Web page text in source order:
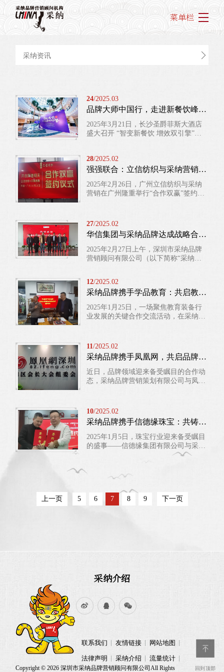
菜单栏
采纳资讯
24/2025.03
品牌大师中国行，走进新餐饮峰会，共启行业新征程
2025年3月21日，长沙圣爵菲斯大酒店
盛大召开 “智变新餐饮 增效双引擎”新
心指导下，吸引了全国各地餐饮行业精
英齐聚一堂。其中，由采纳品牌研究院
重磅领衔的“品牌大师中国行”强势赋能
峰会，为活动注入强大的专业价值与创
28/2025.02
强强联合：立信纺织与采纳营销，共筑行业冠军品牌梦
2025年2月26日，广州立信纺织与采纳
营销在广州隆重举行“合作双赢”签约仪
广泛关注。 立信纺织于2015年成立，公
司总部座落于中国牛仔之乡的广州新塘
镇，立信公司是一家集牛仔面料研发、
生产、销售于一体的现 代化企业。公司
的核心业务定位是“用心打造牛仔服装
27/2025.02
华信集团与采纳品牌达成战略合作，开启区域公共品牌发展新篇章
2025年2月27日上午，深圳市采纳品牌
营销顾问有限公司（以下简称“采纳品
司（以下简称“华信集团”）进行考察交
流。双方围绕区域公共品牌标准化产品
系统基本架构展开深入研讨，并举行战
略合作签约仪式，携手布局区域公共品
牌建设新蓝图。 华信集团，作为实业投
12/2025.02
采纳品牌携手学品教育：共启教育装备新征程
2025年1月25日，一场聚焦教育装备行
业发展的关键合作交流活动，在采纳品
辑、广东教育现代化专业委员会副理事
长王永江老师，作为学品教育核心代
表，与中国十大策划人、采纳品牌营销
策划机构朱玉童老师，采纳品牌研究院
院长大山老师等团队核心成员齐聚一
11/2025.02
采纳品牌携手凤凰网，共启品牌发展新征程
近日，品牌领域迎来备受瞩目的合作动
态，采纳品牌营销策划有限公司与凤凰
2025年第六届湾区会长大会首场沙龙
上，合作相关的交流探讨精彩纷呈。凤
凰网深圳CEO、湾区会长大会联合创始
人宋革发表致辞，回顾了前五届湾区会
长大会的斐然成果——成功汇聚超千名
湾区各商会、协会、校友会会长...
10/2025.02
采纳品牌携手信德缘珠宝：共铸非遗金包银行业冠军传奇
2025年1月5日，珠宝行业迎来备受瞩目
的盛事——信德缘集团有限公司与采纳
品牌营销策划有限公司举行隆重合作签
的宏伟新篇，矢志将信德缘金包银打造
年于珠宝名匠世家源起，历经35载深厚
积淀，成长为行业内独树一帜的全产业
上一页 5 6 7 8 9 下一页
采纳介绍
联系我们 友情链接 网站地图
法律声明 流量统计
采纳介绍
Copyright © 2026 深圳市采纳品牌营销顾问有限公司All Rights 回到顶部